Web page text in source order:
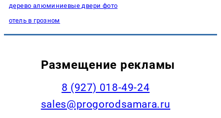
дерево алюминиевые двери фото
отель в грозном
Размещение рекламы
8 (927) 018-49-24
sales@progorodsamara.ru